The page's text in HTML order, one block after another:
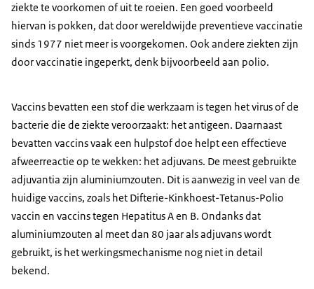
ziekte te voorkomen of uit te roeien. Een goed voorbeeld
hiervan is pokken, dat door wereldwijde preventieve vaccinatie
sinds 1977 niet meer is voorgekomen. Ook andere ziekten zijn
door vaccinatie ingeperkt, denk bijvoorbeeld aan polio.
Vaccins bevatten een stof die werkzaam is tegen het virus of de
bacterie die de ziekte veroorzaakt: het antigeen. Daarnaast
bevatten vaccins vaak een hulpstof doe helpt een effectieve
afweerreactie op te wekken: het adjuvans. De meest gebruikte
adjuvantia zijn aluminiumzouten. Dit is aanwezig in veel van de
huidige vaccins, zoals het Difterie-Kinkhoest-Tetanus-Polio
vaccin en vaccins tegen Hepatitus A en B. Ondanks dat
aluminiumzouten al meet dan 80 jaar als adjuvans wordt
gebruikt, is het werkingsmechanisme nog niet in detail
bekend.